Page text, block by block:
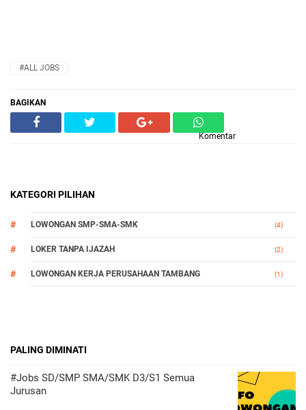
#ALL JOBS
BAGIKAN
Komentar
KATEGORI PILIHAN
LOWONGAN SMP-SMA-SMK (4)
LOKER TANPA IJAZAH (2)
LOWONGAN KERJA PERUSAHAAN TAMBANG (1)
PALING DIMINATI
#Jobs SD/SMP SMA/SMK D3/S1 Semua
Jurusan